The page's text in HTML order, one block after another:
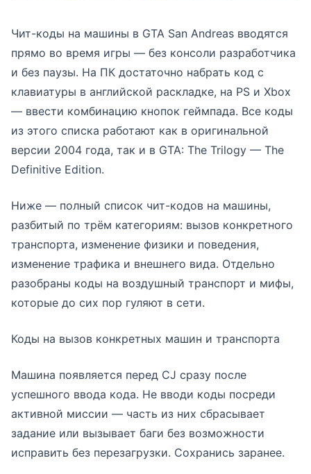
Чит-коды на машины в GTA San Andreas вводятся
прямо во время игры — без консоли разработчика
и без паузы. На ПК достаточно набрать код с
клавиатуры в английской раскладке, на PS и Xbox
— ввести комбинацию кнопок геймпада. Все коды
из этого списка работают как в оригинальной
версии 2004 года, так и в GTA: The Trilogy — The
Definitive Edition.
Ниже — полный список чит-кодов на машины,
разбитый по трём категориям: вызов конкретного
транспорта, изменение физики и поведения,
изменение трафика и внешнего вида. Отдельно
разобраны коды на воздушный транспорт и мифы,
которые до сих пор гуляют в сети.
Коды на вызов конкретных машин и транспорта
Машина появляется перед CJ сразу после
успешного ввода кода. Не вводи коды посреди
активной миссии — часть из них сбрасывает
задание или вызывает баги без возможности
исправить без перезагрузки. Сохранись заранее.